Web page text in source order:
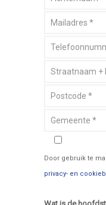
Door gebruik te
privacy- en